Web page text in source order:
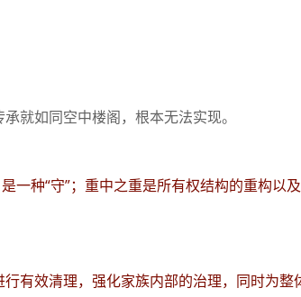
就如同空中楼阁，根本无法实现。
一种“守”；重中之重是所有权结构的重构以
有效清理，强化家族内部的治理，同时为整